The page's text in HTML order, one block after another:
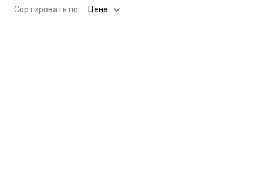
Cортировать по: Цене